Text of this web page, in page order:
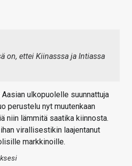
on, ettei Kiinasssa ja Intiassa
ulkopuolelle suunnattuja
perustelu nyt muutenkaan
niin lämmitä saatika kiinnosta.
virallisestikin laajentanut
markkinoille.